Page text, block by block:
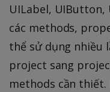
UILabel, UIButton,
các methods,
thể sử dụng nhiều
project sang
methods cần thiết.